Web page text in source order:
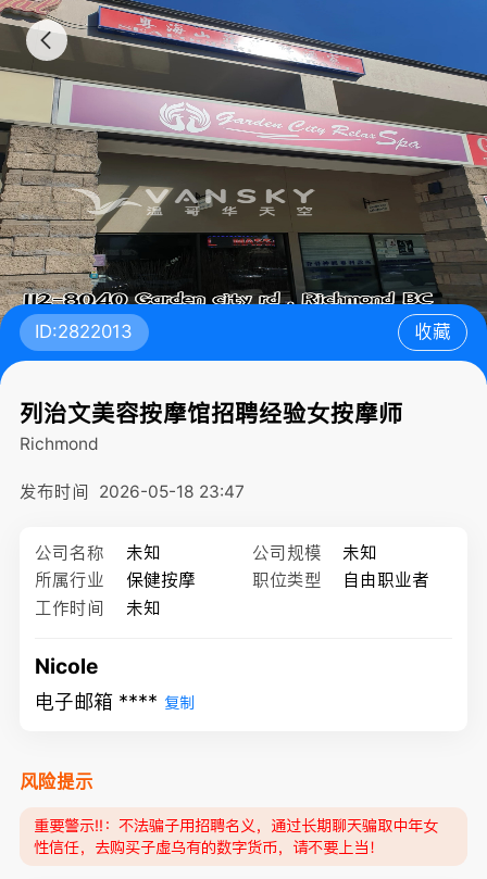
ID:2822013 收藏
列治文美容按摩馆招聘经验女按摩师
Richmond
发布时间 2026-05-18 23:47
公司名称 未知 公司规模
未知
所属行业
保健按摩 职位类型
自由职业者
工作时间
未知
Nicole
电子邮箱 **** 复制
风险提示
重要警示‼️：不法骗子用招聘名义，通过长期聊天骗取中年女
性信任，去购买子虚乌有的数字货币，请不要上当！